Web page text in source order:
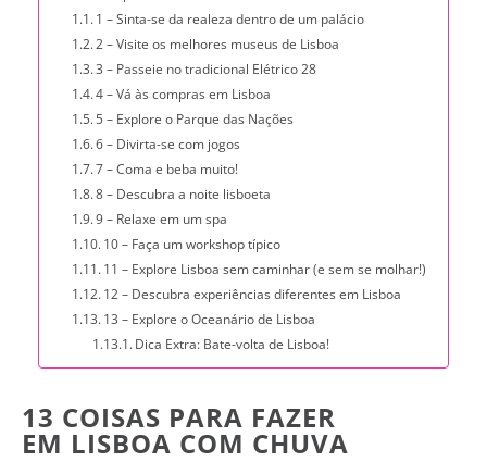
1 – Sinta-se da realeza dentro de um palácio
2 – Visite os melhores museus de Lisboa
3 – Passeie no tradicional Elétrico 28
4 – Vá às compras em Lisboa
5 – Explore o Parque das Nações
6 – Divirta-se com jogos
7 – Coma e beba muito!
8 – Descubra a noite lisboeta
9 – Relaxe em um spa
10 – Faça um workshop típico
11 – Explore Lisboa sem caminhar (e sem se molhar!)
12 – Descubra experiências diferentes em Lisboa
13 – Explore o Oceanário de Lisboa
Dica Extra: Bate-volta de Lisboa!
13 COISAS PARA FAZER
EM LISBOA COM CHUVA